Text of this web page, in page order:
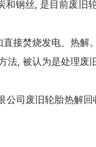
钢丝, 是目前废旧
接焚烧发电、 热解
, 被认为是处理废
司废旧轮胎热解